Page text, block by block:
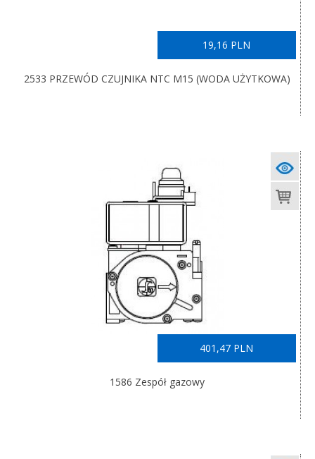
19,16 PLN
2533 PRZEWÓD CZUJNIKA NTC M15 (WODA UŻYTKOWA)
401,47 PLN
1586 Zespół gazowy